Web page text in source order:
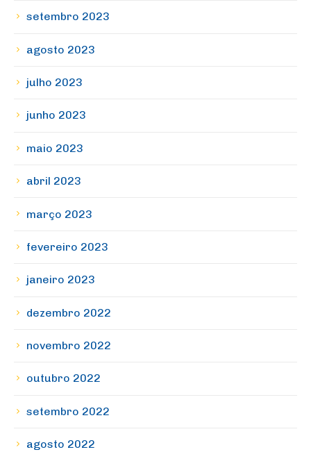
setembro 2023
agosto 2023
julho 2023
junho 2023
maio 2023
abril 2023
março 2023
fevereiro 2023
janeiro 2023
dezembro 2022
novembro 2022
outubro 2022
setembro 2022
agosto 2022